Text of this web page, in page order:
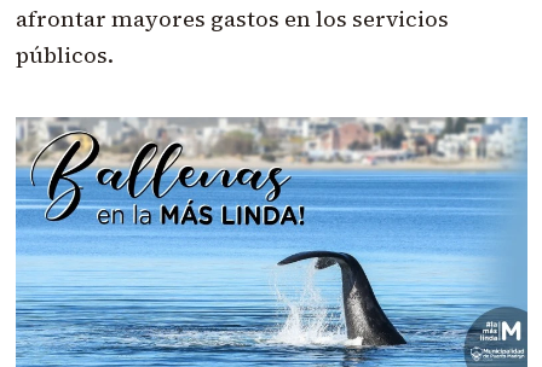
afrontar mayores gastos en los servicios
públicos.